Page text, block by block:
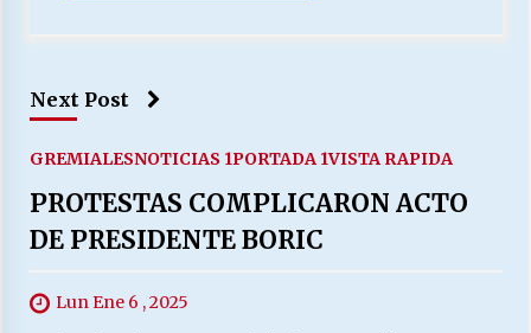
Next Post
GREMIALESNOTICIAS 1PORTADA 1VISTA RAPIDA
PROTESTAS COMPLICARON ACTO
DE PRESIDENTE BORIC
Lun Ene 6 , 2025